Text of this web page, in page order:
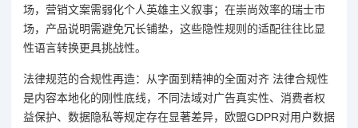
场，营销文案需弱化个人英雄主义叙事；在崇尚效率的瑞士市
场，产品说明需避免冗长铺垫，这些隐性规则的适配往往比显
性语言转换更具挑战性。
法律规范的合规性再造：从字面到精神的全面对齐 法律合规性
是内容本地化的刚性底线，不同法域对广告真实性、消费者权
益保护、数据隐私等规定存在显著差异，欧盟GDPR对用户数据